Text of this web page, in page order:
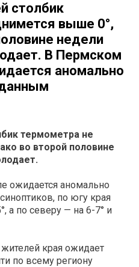
столбик
выше 0°,
недели
В Пермском
аномально
термометра не
во второй половине
ожидается аномально
по югу края
а по северу — на 6-7° и
края ожидает
по всему региону